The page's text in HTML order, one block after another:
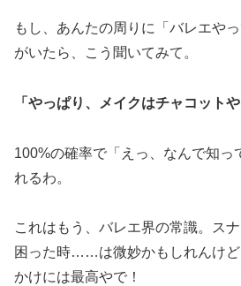
もし、あんたの周りに「バレエや
がいたら、こう聞いてみて。
「やっぱり、メイクはチャコットや
100%の確率で「えっ、なんで知っ
れるわ。
これはもう、バレエ界の常識。ス
困った時……は微妙かもしれんけど
かけには最高やで！